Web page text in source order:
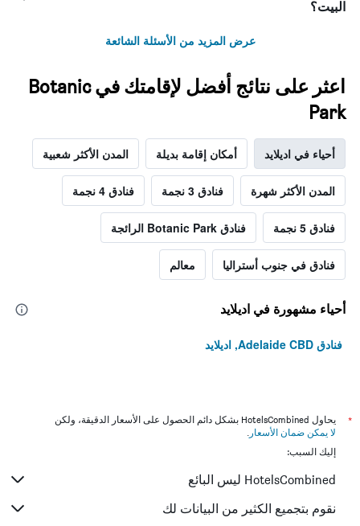
البيت؟
عرض المزيد من الأسئلة الشائعة
اعثر على نتائج أفضل لإقامتك في Botanic
Park
أحياء في اديلايد أمكان إقامة بديلة المدن الأكثر شعبية
المدن الأكثر شهرة فنادق 3 نجمة فنادق 4 نجمة
فنادق 5 نجمة فنادق Botanic Park الرائجة
فنادق في جنوب أستراليا معالم
أحياء مشهورة في اديلايد
فنادق Adelaide CBD, اديلايد
*
يحاول HotelsCombined بشكل دائم الحصول على الأسعار الدقيقة، ولكن
لا يمكن ضمان الأسعار .
إليك السبب:
HotelsCombined ليس البائع
نقوم بتجميع الكثير من البيانات لك